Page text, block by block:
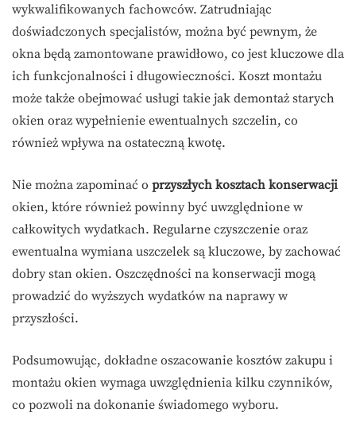
wykwalifikowanych fachowców. Zatrudniając
doświadczonych specjalistów, można być pewnym, że
okna będą zamontowane prawidłowo, co jest kluczowe dla
ich funkcjonalności i długowieczności. Koszt montażu
może także obejmować usługi takie jak demontaż starych
okien oraz wypełnienie ewentualnych szczelin, co
również wpływa na ostateczną kwotę.
Nie można zapominać o przyszłych kosztach konserwacji
okien, które również powinny być uwzględnione w
całkowitych wydatkach. Regularne czyszczenie oraz
ewentualna wymiana uszczelek są kluczowe, by zachować
dobry stan okien. Oszczędności na konserwacji mogą
prowadzić do wyższych wydatków na naprawy w
przyszłości.
Podsumowując, dokładne oszacowanie kosztów zakupu i
montażu okien wymaga uwzględnienia kilku czynników,
co pozwoli na dokonanie świadomego wyboru.